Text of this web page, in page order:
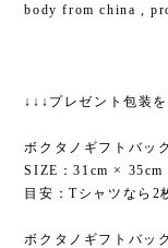
body from china ,
↓↓↓プレゼント包装
ボクタノギフトバッ
SIZE：31cm × 35cm
目安：Tシャツなら
ボクタノギフトバッ